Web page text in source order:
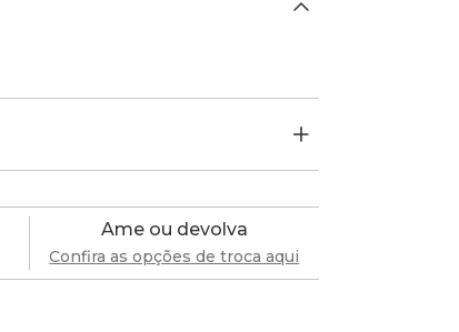
Ame ou devolva
Confira as opções de troca aqui